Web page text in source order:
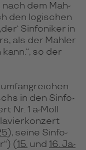
dem Mah­
den logi­schen
Sin­fo­ni­ker in
als der Mah­ler
so der
in den Sin­fo­
Nr. 1 a-Moll
), seine Sin­fo­
( 15. und 16. Ja­